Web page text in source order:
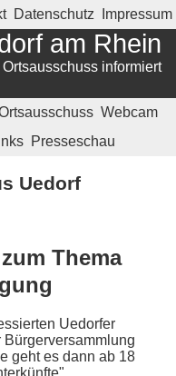
am Rhein
informiert
Webcam
Presseschau
Uedorf
Thema
Uedorfer
Bürgerversammlung
geht es dann ab 18
Datenschutz Impressum